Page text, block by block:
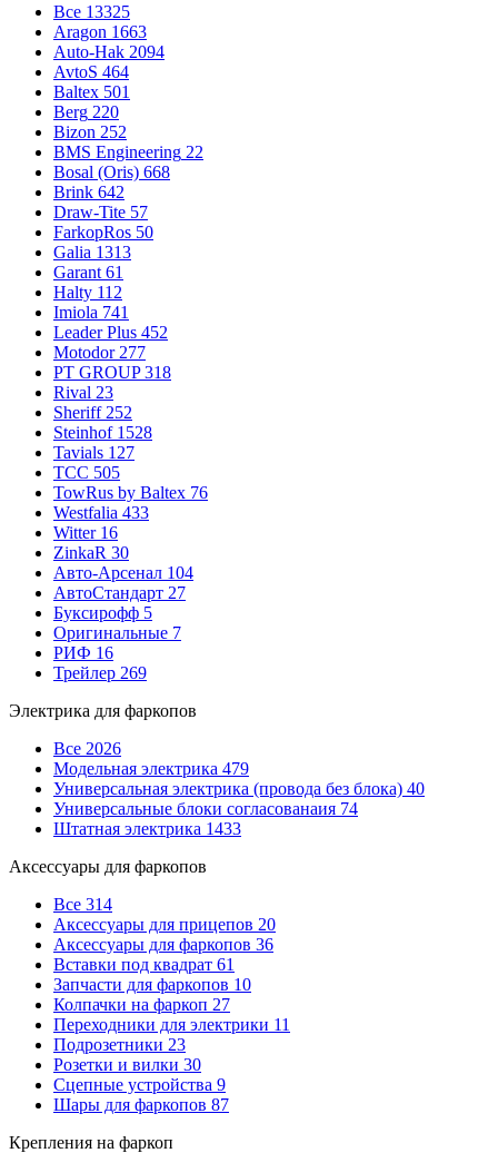
Все 13325
Aragon 1663
Auto-Hak 2094
AvtoS 464
Baltex 501
Berg 220
Bizon 252
BMS Engineering 22
Bosal (Oris) 668
Brink 642
Draw-Tite 57
FarkopRos 50
Galia 1313
Garant 61
Halty 112
Imiola 741
Leader Plus 452
Motodor 277
PT GROUP 318
Rival 23
Sheriff 252
Steinhof 1528
Tavials 127
TCC 505
TowRus by Baltex 76
Westfalia 433
Witter 16
ZinkaR 30
Авто-Арсенал 104
АвтоСтандарт 27
Буксирофф 5
Оригинальные 7
РИФ 16
Трейлер 269
Электрика для фаркопов
Все 2026
Модельная электрика 479
Универсальная электрика (провода без блока) 40
Универсальные блоки согласованаия 74
Штатная электрика 1433
Аксессуары для фаркопов
Все 314
Аксессуары для прицепов 20
Аксессуары для фаркопов 36
Вставки под квадрат 61
Запчасти для фаркопов 10
Колпачки на фаркоп 27
Переходники для электрики 11
Подрозетники 23
Розетки и вилки 30
Сцепные устройства 9
Шары для фаркопов 87
Крепления на фаркоп